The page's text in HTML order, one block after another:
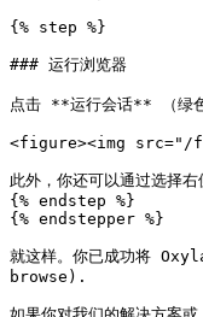
{% step %}
### 运行浏览器
点击 **运行会话** （绿色
<figure><img src="/
此外，你还可以通过选择
{% endstep %}
{% endstepper %}
就这样。你已成功将
browse).